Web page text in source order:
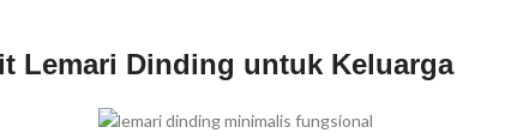
Lemari Dinding untuk Keluarga